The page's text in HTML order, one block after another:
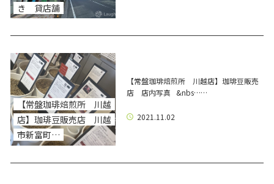
き 貸店舗
【常盤珈琲焙煎所 川越
店】珈琲豆販売店 川越
市新富町…
【常盤珈琲焙煎所 川越店】珈琲豆販売
店 店内写真 &nbs……
2021.11.02